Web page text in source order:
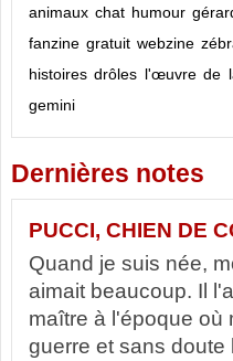
animaux chat humour
fanzine gratuit webzine
histoires drôles l'œuvre de
gemini
Dernières notes
PUCCI, CHIEN DE
Quand je suis née,
aimait beaucoup. Il
maître à l'époque où
guerre et sans doute